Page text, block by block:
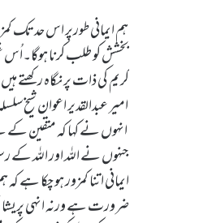
ہم ایمانی طورپر اس حد تک
بخشش کو طلب کرنا ہوگا۔اُس
کریم کی ذات پر نگاہ رکھتے
امیر عبدالقدیر اعوان شیخ
انہوں نے کہا کہ متقین
جنہوں نے اللہ اور اللہ
ایمانی اتنا کمزور ہو چکا
ضرورت ہے ورنہ انہی